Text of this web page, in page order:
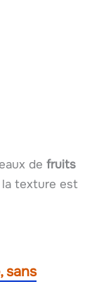
de fruits
la texture est
sans